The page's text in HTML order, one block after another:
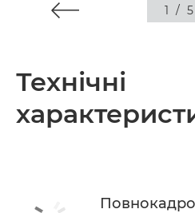
1 / 5
Технічні